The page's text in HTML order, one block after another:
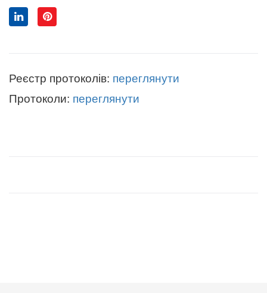
Реєстр протоколів: переглянути
Протоколи: переглянути